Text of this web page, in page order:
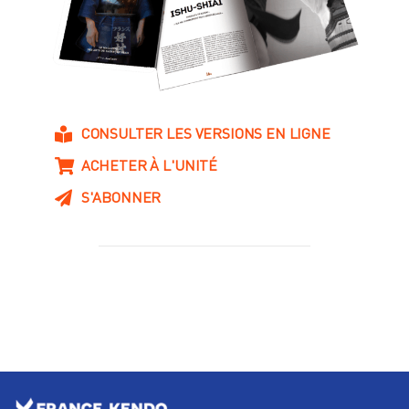
CONSULTER LES VERSIONS EN LIGNE
ACHETER À L'UNITÉ
S'ABONNER